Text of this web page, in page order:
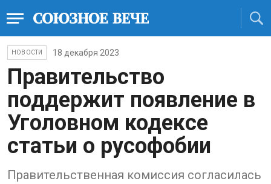
НОВОСТИ 18 декабря 2023
Правительство
поддержит появление в
Уголовном кодексе
статьи о русофобии
Правительственная комиссия согласилась